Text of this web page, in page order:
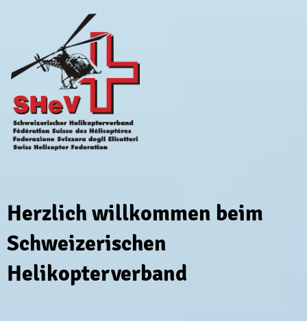
Herzlich willkommen beim
Schweizerischen
Helikopterverband